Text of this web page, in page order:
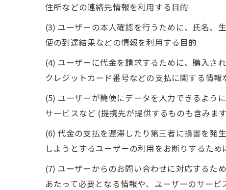
住所などの連絡先情報を利用する目的
(3) ユーザーの本人確認を行うために、氏名、
便の到達結果などの情報を利用する目的
(4) ユーザーに代金を請求するために、購入さ
クレジットカード番号などの支払に関する情報
(5) ユーザーが簡便にデータを入力できるよう
サービスなど (提携先が提供するものも含みま
(6) 代金の支払を遅滞したり第三者に損害を発
しようとするユーザーの利用をお断りするた
(7) ユーザーからのお問い合わせに対応するた
あたって必要となる情報や、ユーザーのサー